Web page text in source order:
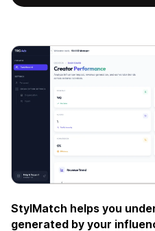
StylMatch helps you
generated by your